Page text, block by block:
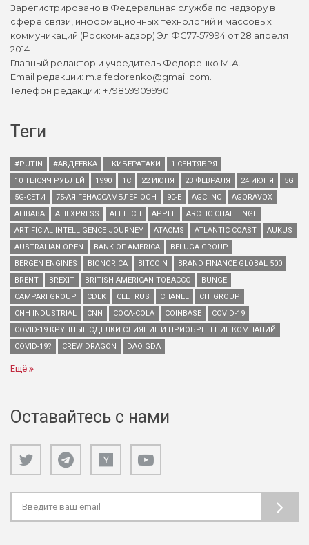
Зарегистрировано в Федеральная служба по надзору в
сфере связи, информационных технологий и массовых
коммуникаций (Роскомнадзор) Эл ФС77-57994 от 28 апреля
2014
Главный редактор и учредитель Федоренко М.А.
Email редакции: m.a.fedorenko@gmail.com.
Телефон редакции: +79859909990
Теги
#PUTIN #АВДЕЕВКА . КИБЕРАТАКИ
1 СЕНТЯБРЯ
10 ТЫСЯЧ РУБЛЕЙ
1990 1С 22 ИЮНЯ 23 ФЕВРАЛЯ 24 ИЮНЯ
5G
5G-СЕТИ
75-АЯ ГЕНАССАМБЛЕЯ ООН 90-Е AGC INC
AGORAVOX
ALIBABA
ALIEXPRESS ALLTECH APPLE
ARCTIC CHALLENGE
ARTIFICIAL INTELLIGENCE JOURNEY
ATACMS ATLANTIC COAST
AUKUS
AUSTRALIAN OPEN
BANK OF AMERICA
BELUGA GROUP
BERGEN ENGINES
BIONORICA BITCOIN
BRAND FINANCE GLOBAL 500
BRENT
BREXIT BRITISH AMERICAN TOBACCO
BUNGE
CAMPARI GROUP
CDEK CEETRUS CHANEL
CITIGROUP
CNH INDUSTRIAL
CNN COCA-COLA COINBASE
COVID-19
COVID-19 КРУПНЫЕ СДЕЛКИ СЛИЯНИЕ И ПРИОБРЕТЕНИЕ КОМПАНИЙ
COVID-19?
CREW DRAGON DAO GDA
Ещё
Оставайтесь с нами